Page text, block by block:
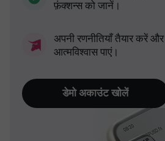
फ़ंक्शन्स को जानें।
अपनी रणनीतियाँ तैयार करें
आत्मविश्वास पाएं।
डेमो अकाउंट खोलें